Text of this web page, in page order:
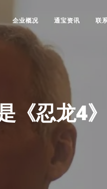
企业概况 通宝资讯 联
《忍龙4》